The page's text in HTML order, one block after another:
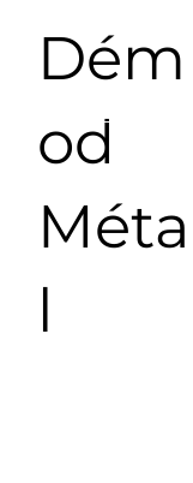
Dém
od
Méta
l